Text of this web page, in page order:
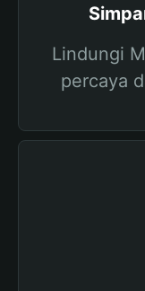
Lindungi
percaya